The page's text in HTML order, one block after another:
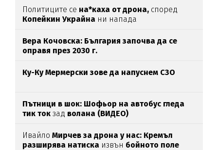
Политиците се на*каха от дрона, според
Копейкин Украйна ни напада
Вера Кочовска: България започва да се
оправя през 2030 г.
Ку-Ку Мермерски зове да напуснем СЗО
Пътници в шок: Шофьор на автобус гледа
тик ток зад волана (ВИДЕО)
ИвайлоМирчев за дрона у нас: Кремъл
разширява натиска извън бойното поле